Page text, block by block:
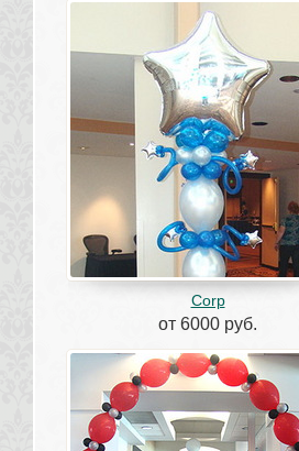
Corp
от 6000 руб.